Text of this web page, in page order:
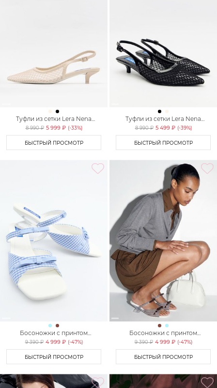
Туфли из сетки Lera Nena
Unreal
8 990 ₽ 5 999 ₽ (-33%)
БЫСТРЫЙ ПРОСМОТР
Туфли из сетки Lera Nena
Unreal
8 990 ₽ 5 499 ₽ (-39%)
БЫСТРЫЙ ПРОСМОТР
Босоножки с принтом
«клетка» Lera Nena Unreal
9 390 ₽ 4 999 ₽ (-47%)
БЫСТРЫЙ ПРОСМОТР
Босоножки с принтом
«клетка» Lera Nena Unreal
9 390 ₽ 4 999 ₽ (-47%)
БЫСТРЫЙ ПРОСМОТР